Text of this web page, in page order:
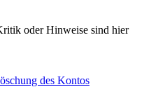
oder Hinweise sind hier
des Kontos